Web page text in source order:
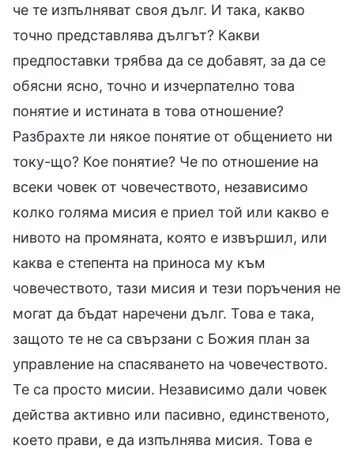
че те изпълняват своя дълг. И така, какво
точно представлява дългът? Какви
предпоставки трябва да се добавят, за да се
обясни ясно, точно и изчерпателно това
понятие и истината в това отношение?
Разбрахте ли някое понятие от общението ни
току-що? Кое понятие? Че по отношение на
всеки човек от човечеството, независимо
колко голяма мисия е приел той или какво е
нивото на промяната, която е извършил, или
каква е степента на приноса му към
човечеството, тази мисия и тези поръчения не
могат да бъдат наречени дълг. Това е така,
защото те не са свързани с Божия план за
управление на спасяването на човечеството.
Те са просто мисии. Независимо дали човек
действа активно или пасивно, единственото,
което прави, е да изпълнява мисия. Това е